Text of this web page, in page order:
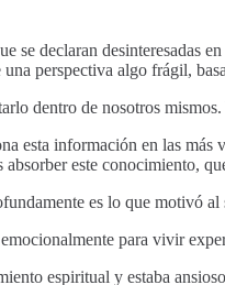
se declaran desinteresadas
perspectiva algo frágil,
dentro de nosotros
esta información en las más
este conocimiento,
es lo que motivó
para vivir
espiritual y estaba